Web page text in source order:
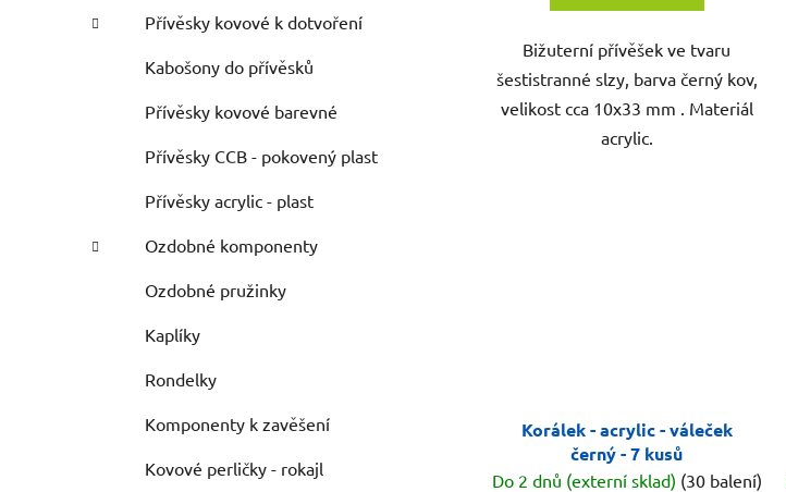
Přívěsky kovové k dotvoření
Kabošony do přívěsků
Přívěsky kovové barevné
Přívěsky CCB - pokovený plast
Přívěsky acrylic - plast
Ozdobné komponenty
Ozdobné pružinky
Kaplíky
Rondelky
Komponenty k zavěšení
Kovové perličky - rokajl
Bižuterní přívěšek ve tvaru
šestistranné slzy, barva černý kov,
velikost cca 10x33 mm . Materiál
acrylic.
Korálek - acrylic - váleček
černý - 7 kusů
Do 2 dnů (externí sklad) (30 balení)